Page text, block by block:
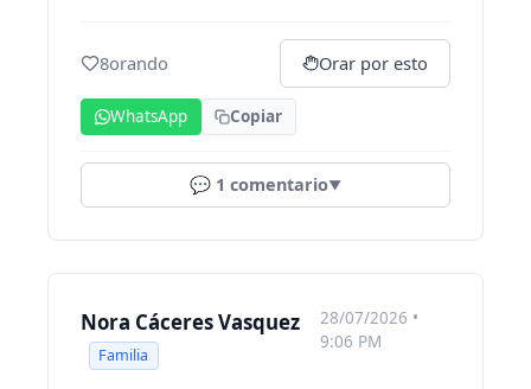
8orando Orar por esto
WhatsApp Copiar
💬 1 comentario▼
Nora Cáceres Vasquez
Familia
28/07/2026 •
9:06 PM